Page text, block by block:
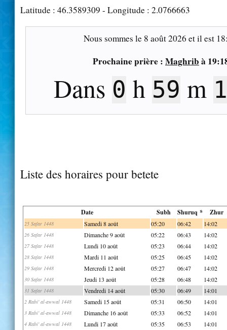
Latitude : 46.3589309 - Longitude : 2.0766663
Nous sommes le 8 août 2026 et il est
Prochaine prière : Maghrib à
Dans 0 h 59 m
Liste des horaires pour betete
Date Subh Shuruq * Zhur
25 Safar 1448 Samedi 8 août 05:20 06:42 14:02
26 Safar 1448 Dimanche 9 août 05:22 06:43 14:02
27 Safar 1448 Lundi 10 août 05:23 06:44 14:02
28 Safar 1448 Mardi 11 août 05:25 06:45 14:02
29 Safar 1448 Mercredi 12 août 05:27 06:47 14:02
30 Safar 1448 Jeudi 13 août 05:28 06:48 14:02
31 Safar 1448 Vendredi 14 août 05:30 06:49 14:01
2 Rabi' al-awwal 1448 Samedi 15 août 05:31 06:50 14:01
3 Rabi' al-awwal 1448 Dimanche 16 août 05:33 06:52 14:01
4 Rabi' al-awwal 1448 Lundi 17 août 05:35 06:53 14:01